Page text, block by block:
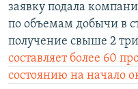
заявку подала
по объемам добычи в
получение свыше 2
составляет более 60
состоянию на начало